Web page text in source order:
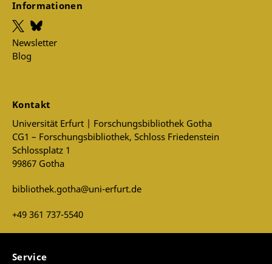
Informationen
Newsletter
Blog
Kontakt
Universität Erfurt | Forschungsbibliothek Gotha
CG1 – Forschungsbibliothek, Schloss Friedenstein
Schlossplatz 1
99867 Gotha
bibliothek.gotha@uni-erfurt.de
+49 361 737-5540
Service